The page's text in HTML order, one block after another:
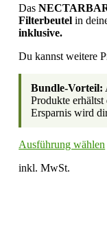
Das
Filterbeutel in
inklusive.
Du kannst weitere
Bundle-Vorteil:
Produkte
Ersparnis wird
Ausführung wählen
inkl. MwSt.